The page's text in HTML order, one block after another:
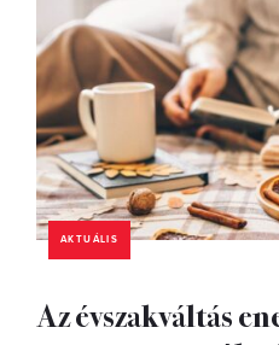
AKTUÁLIS
Az évszakváltás